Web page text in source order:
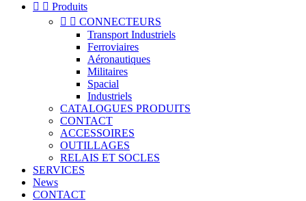
  Produits
  CONNECTEURS
Transport Industriels
Ferroviaires
Aéronautiques
Militaires
Spacial
Industriels
CATALOGUES PRODUITS
CONTACT
ACCESSOIRES
OUTILLAGES
RELAIS ET SOCLES
SERVICES
News
CONTACT